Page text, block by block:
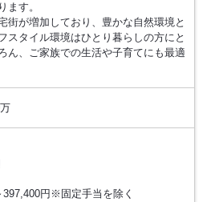
ます。
街が増加しており、豊かな自然環境と
スタイル環境はひとり暮らしの方にと
ん、ご家族での生活や子育てにも最適
397,400円※固定手当を除く